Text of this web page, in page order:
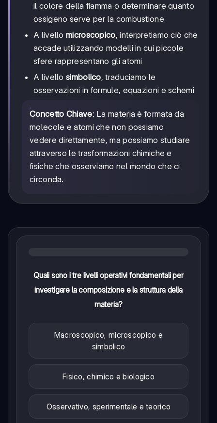
il colore della fiamma o determinare quanto
ossigeno serve per la combustione
A livello microscopico, interpretiamo ciò che
accade utilizzando modelli in cui piccole
sfere rappresentano gli atomi
A livello simbolico, traduciamo le
osservazioni in formule, equazioni e schemi
Concetto Chiave: La materia è formata da
molecole e atomi che non possiamo
vedere direttamente, ma possiamo studiare
attraverso le trasformazioni chimiche e
fisiche che osserviamo nel mondo che ci
circonda.
Quali sono i tre livelli operativi fondamentali per
investigare la composizione e la struttura della
materia?
Macroscopico, microscopico e
simbolico
Fisico, chimico e biologico
Osservativo, sperimentale e teorico